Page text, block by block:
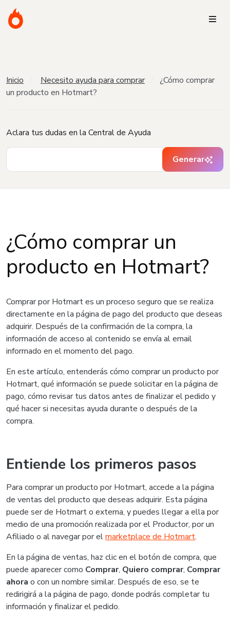
Inicio Necesito ayuda para comprar
¿Cómo comprar
un producto en Hotmart?
Aclara tus dudas en la Central de Ayuda
Generar
¿Cómo comprar un
producto en Hotmart?
Comprar por Hotmart es un proceso seguro que se realiza
directamente en la página de pago del producto que deseas
adquirir. Después de la confirmación de la compra, la
información de acceso al contenido se envía al email
informado en el momento del pago.
En este artículo, entenderás cómo comprar un producto por
Hotmart, qué información se puede solicitar en la página de
pago, cómo revisar tus datos antes de finalizar el pedido y
qué hacer si necesitas ayuda durante o después de la
compra.
Entiende los primeros pasos
Para comprar un producto por Hotmart, accede a la página
de ventas del producto que deseas adquirir. Esta página
puede ser de Hotmart o externa, y puedes llegar a ella por
medio de una promoción realizada por el Productor, por un
Afiliado o al navegar por elmarketplace de Hotmart.
En la página de ventas, haz clic en el botón de compra, que
puede aparecer como Comprar, Quiero comprar, Comprar
ahora o con un nombre similar. Después de eso, se te
redirigirá a la página de pago, donde podrás completar tu
información y finalizar el pedido.